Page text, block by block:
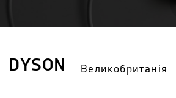
DYSON Великобританія